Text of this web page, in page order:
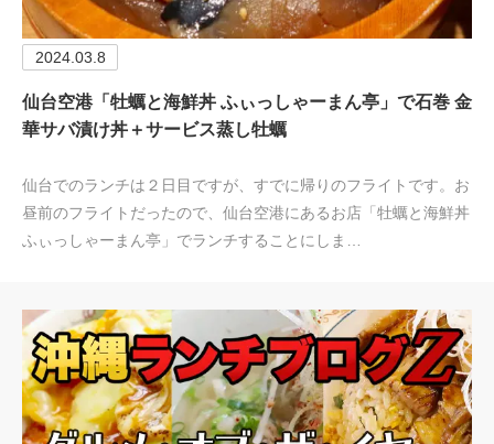
2024.03.8
仙台空港「牡蠣と海鮮丼 ふぃっしゃーまん亭」で石巻 金
華サバ漬け丼＋サービス蒸し牡蠣
仙台でのランチは２日目ですが、すでに帰りのフライトです。お
昼前のフライトだったので、仙台空港にあるお店「牡蠣と海鮮丼
ふぃっしゃーまん亭」でランチすることにしま…